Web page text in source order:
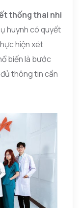
thống thai nhi
huynh có quyết
hiện xét
biến là bước
thông tin cần